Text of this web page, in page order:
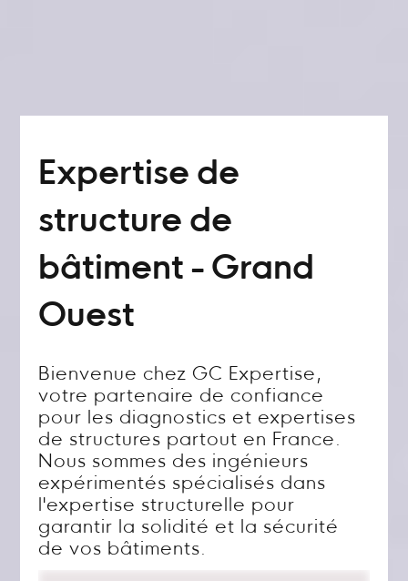
Expertise de
structure de
bâtiment - Grand
Ouest
Bienvenue chez GC Expertise,
votre partenaire de confiance
pour les diagnostics et expertises
de structures partout en France.
Nous sommes des ingénieurs
expérimentés spécialisés dans
l'expertise structurelle pour
garantir la solidité et la sécurité
de vos bâtiments.